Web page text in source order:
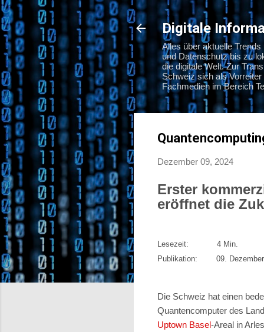
Digitale
Alles über aktuelle
und Datenschutz bis zu
die digitale Welt. Zur
Schweiz sich als
Fachmedien im Bereich
Dezember 09, 2024
Erster
eröffnet die
Lesezeit: 4 Min.
Publikation: 09. Dezember
Die Schweiz hat einen
Quantencomputer des
Uptown Basel-Areal in